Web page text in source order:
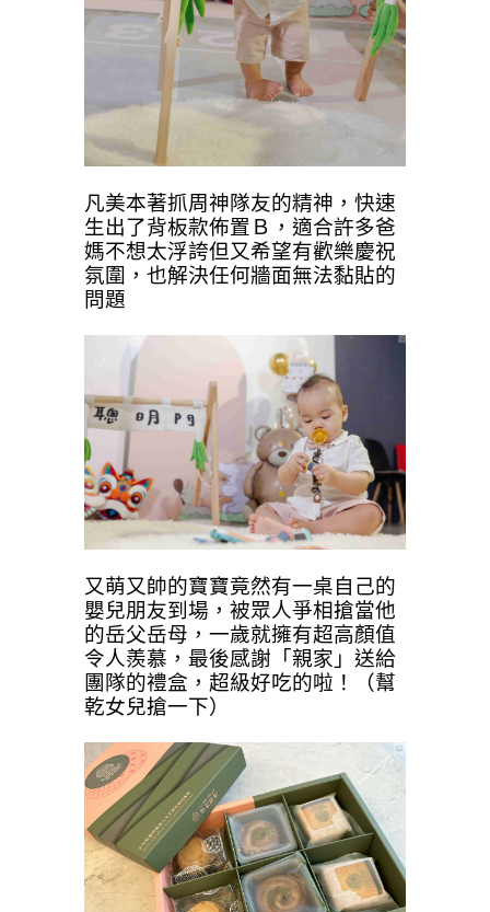
凡美本著抓周神隊友的精神，快速
生出了背板款佈置Ｂ，適合許多爸
媽不想太浮誇但又希望有歡樂慶祝
氛圍，也解決任何牆面無法黏貼的
問題
又萌又帥的寶寶竟然有一桌自己的
嬰兒朋友到場，被眾人爭相搶當他
的岳父岳母，一歲就擁有超高顏值
令人羨慕，最後感謝「親家」送給
團隊的禮盒，超級好吃的啦！（幫
乾女兒搶一下）